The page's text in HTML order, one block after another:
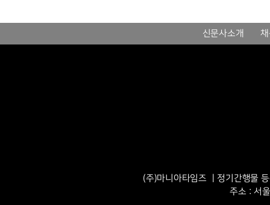
신문사소개
(주)마니아타임즈 ㅣ정기간행물
주소 : 서